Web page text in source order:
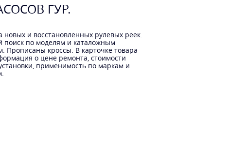
ГУР.
новых и восстановленных рулевых реек.
поиск по моделям и каталожным
Прописаны кроссы. В карточке товара
о цене ремонта, стоимости
применимость по маркам и